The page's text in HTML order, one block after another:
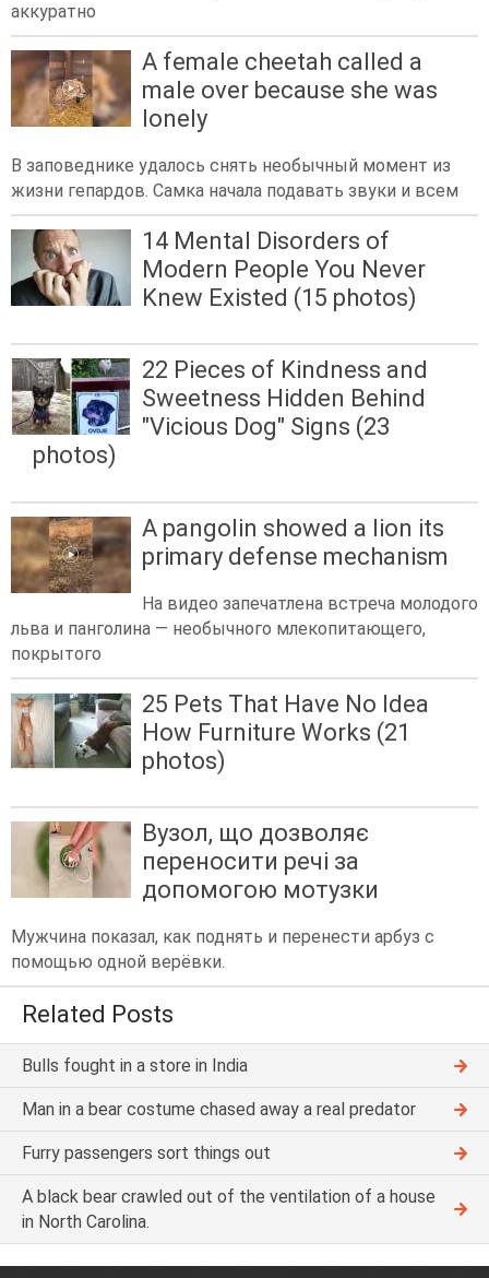
аккуратно
A female cheetah called a
male over because she was
lonely
В заповеднике удалось снять необычный момент из
жизни гепардов. Самка начала подавать звуки и всем
14 Mental Disorders of
Modern People You Never
Knew Existed (15 photos)
22 Pieces of Kindness and
Sweetness Hidden Behind
"Vicious Dog" Signs (23
photos)
A pangolin showed a lion its
primary defense mechanism
На видео запечатлена встреча молодого
льва и панголина — необычного млекопитающего,
покрытого
25 Pets That Have No Idea
How Furniture Works (21
photos)
Вузол, що дозволяє
переносити речі за
допомогою мотузки
Мужчина показал, как поднять и перенести арбуз с
помощью одной верёвки.
Related Posts
Bulls fought in a store in India
Man in a bear costume chased away a real predator
Furry passengers sort things out
A black bear crawled out of the ventilation of a house
in North Carolina.